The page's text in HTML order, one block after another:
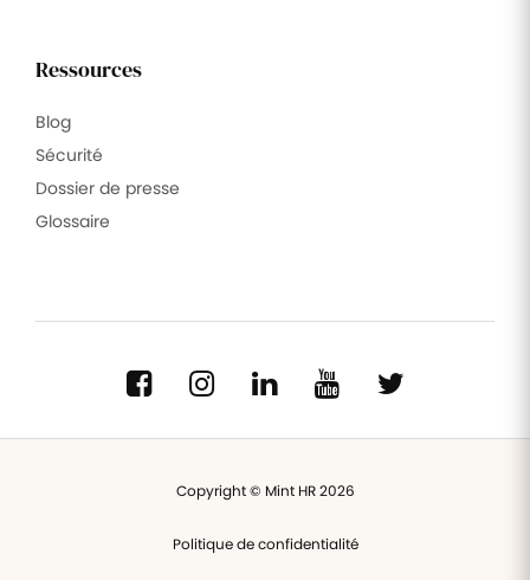
Ressources
Blog
Sécurité
Dossier de presse
Glossaire
Copyright © Mint HR 2026
Politique de confidentialité